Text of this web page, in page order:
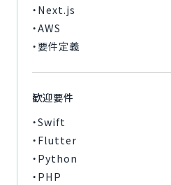
・Next.js
・AWS
・要件定義
歓迎要件
・Swift
・Flutter
・Python
・PHP